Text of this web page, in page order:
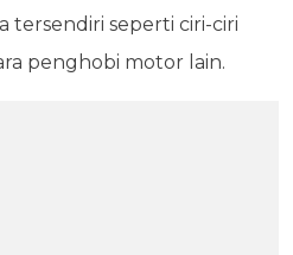
tersendiri seperti ciri-ciri
penghobi motor lain.